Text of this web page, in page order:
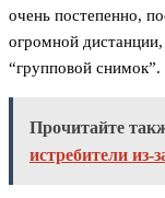
очень постепенно,
огромной дистанции,
“групповой снимок”.
Прочитайте
истребители